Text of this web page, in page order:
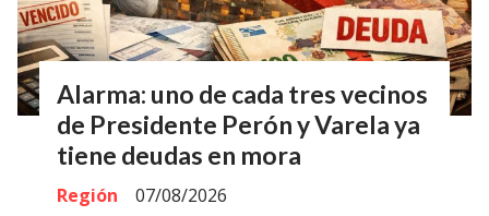
Alarma: uno de cada tres vecinos
de Presidente Perón y Varela ya
tiene deudas en mora
Región
07/08/2026